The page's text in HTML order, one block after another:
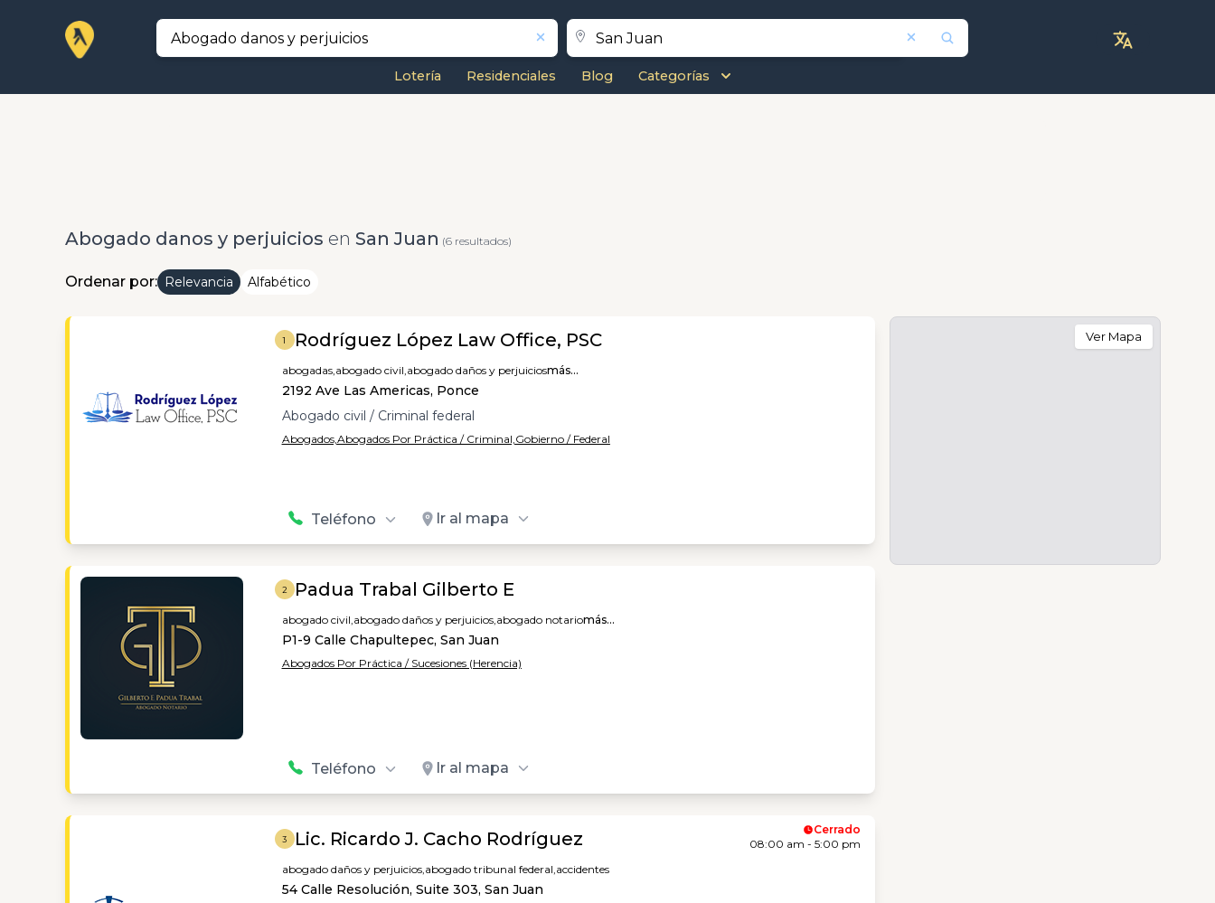
Lotería Residenciales Blog Categorías
Abogado danos y perjuicios en San Juan (6 resultados)
Ordenar por: Relevancia Alfabético
1 Rodríguez López Law Office, PSC
abogadas,abogado civil,abogado daños y perjuiciosmás...
2192 Ave Las Americas, Ponce
Abogado civil / Criminal federal
Abogados,Abogados Por Práctica / Criminal,Gobierno / Federal
Teléfono Ir al mapa
2 Padua Trabal Gilberto E
abogado civil,abogado daños y perjuicios,abogado notariomás...
P1-9 Calle Chapultepec, San Juan
Abogados Por Práctica / Sucesiones (Herencia)
Teléfono Ir al mapa
3 Lic. Ricardo J. Cacho Rodríguez
abogado daños y perjuicios,abogado tribunal federal,accidentes
54 Calle Resolución, Suite 303, San Juan
Cerrado
08:00 am - 5:00 pm
Ver Mapa